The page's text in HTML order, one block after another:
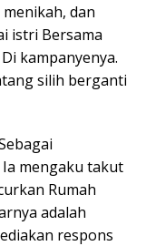
dan
istri Bersama
kampanyenya.
silih berganti
mengaku takut
Rumah
adalah
respons